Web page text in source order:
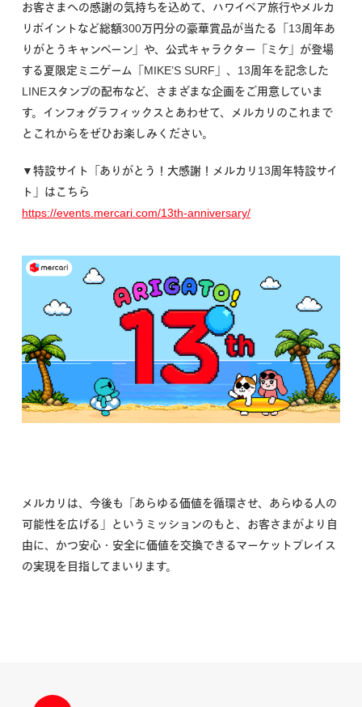
お客さまへの感謝の気持ちを込めて、ハワイペア旅行やメルカ
リポイントなど総額300万円分の豪華賞品が当たる「13周年あ
りがとうキャンペーン」や、公式キャラクター「ミケ」が登場
する夏限定ミニゲーム「MIKE’S SURF」、13周年を記念した
LINEスタンプの配布など、さまざまな企画をご用意していま
す。インフォグラフィックスとあわせて、メルカリのこれまで
とこれからをぜひお楽しみください。
▼特設サイト「ありがとう！大感謝！メルカリ13周年特設サイ
ト」はこちら
https://events.mercari.com/13th-anniversary/
メルカリは、今後も「あらゆる価値を循環させ、あらゆる人の
可能性を広げる」というミッションのもと、お客さまがより自
由に、かつ安心・安全に価値を交換できるマーケットプレイス
の実現を目指してまいります。